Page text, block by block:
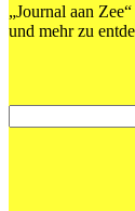
„Journal aan
und mehr zu